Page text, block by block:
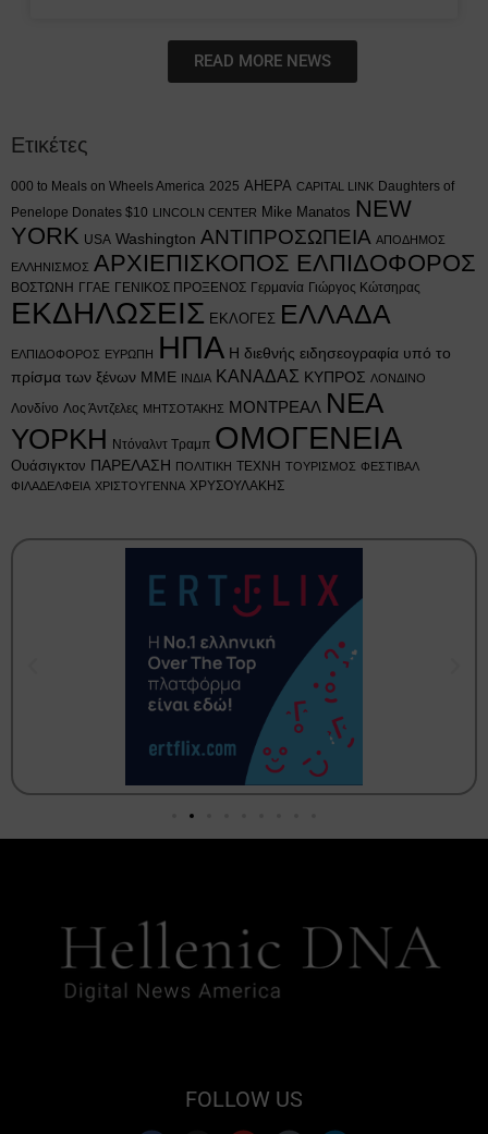
READ MORE NEWS
Ετικέτες
000 to Meals on Wheels America 2025 AHEPA CAPITAL LINK Daughters of
Penelope Donates $10 LINCOLN CENTER Mike Manatos NEW
YORK USA Washington ΑΝΤΙΠΡΟΣΩΠΕΙΑ ΑΠΟΔΗΜΟΣ
ΕΛΛΗΝΙΣΜΟΣ ΑΡΧΙΕΠΙΣΚΟΠΟΣ ΕΛΠΙΔΟΦΟΡΟΣ
ΒΟΣΤΩΝΗ ΓΓΑΕ ΓΕΝΙΚΟΣ ΠΡΟΞΕΝΟΣ Γερμανία Γιώργος Κώτσηρας
ΕΚΔΗΛΩΣΕΙΣ ΕΚΛΟΓΕΣ ΕΛΛΑΔΑ
ΕΛΠΙΔΟΦΟΡΟΣ ΕΥΡΩΠΗ ΗΠΑ Η διεθνής ειδησεογραφία υπό το
πρίσμα των ξένων ΜΜΕ ΙΝΔΙΑ ΚΑΝΑΔΑΣ ΚΥΠΡΟΣ ΛΟΝΔΙΝΟ
Λονδίνο Λος Άντζελες ΜΗΤΣΟΤΑΚΗΣ ΜΟΝΤΡΕΑΛ ΝΕΑ
ΥΟΡΚΗ Ντόναλντ Τραμπ ΟΜΟΓΕΝΕΙΑ
Ουάσιγκτον ΠΑΡΕΛΑΣΗ ΠΟΛΙΤΙΚΗ ΤΕΧΝΗ ΤΟΥΡΙΣΜΟΣ ΦΕΣΤΙΒΑΛ
ΦΙΛΑΔΕΛΦΕΙΑ ΧΡΙΣΤΟΥΓΕΝΝΑ ΧΡΥΣΟΥΛΑΚΗΣ
FOLLOW US